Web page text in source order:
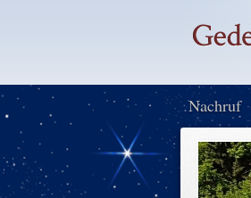
Nachruf